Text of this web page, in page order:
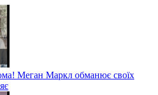
Меган Маркл обманює своїх